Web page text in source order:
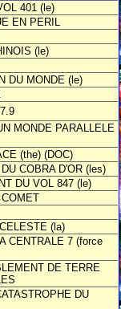
401 (le)
EN PERIL
(le)
DU MONDE (le)
MONDE PARALLELE
(the) (DOC)
COBRA D'OR (les)
DU VOL 847 (le)
(la)
CENTRALE 7 (force
DE TERRE
DU